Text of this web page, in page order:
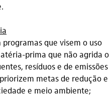
que visem o uso
prima que não agrida o
resíduos e de emissões
metas de redução e
e meio ambiente;